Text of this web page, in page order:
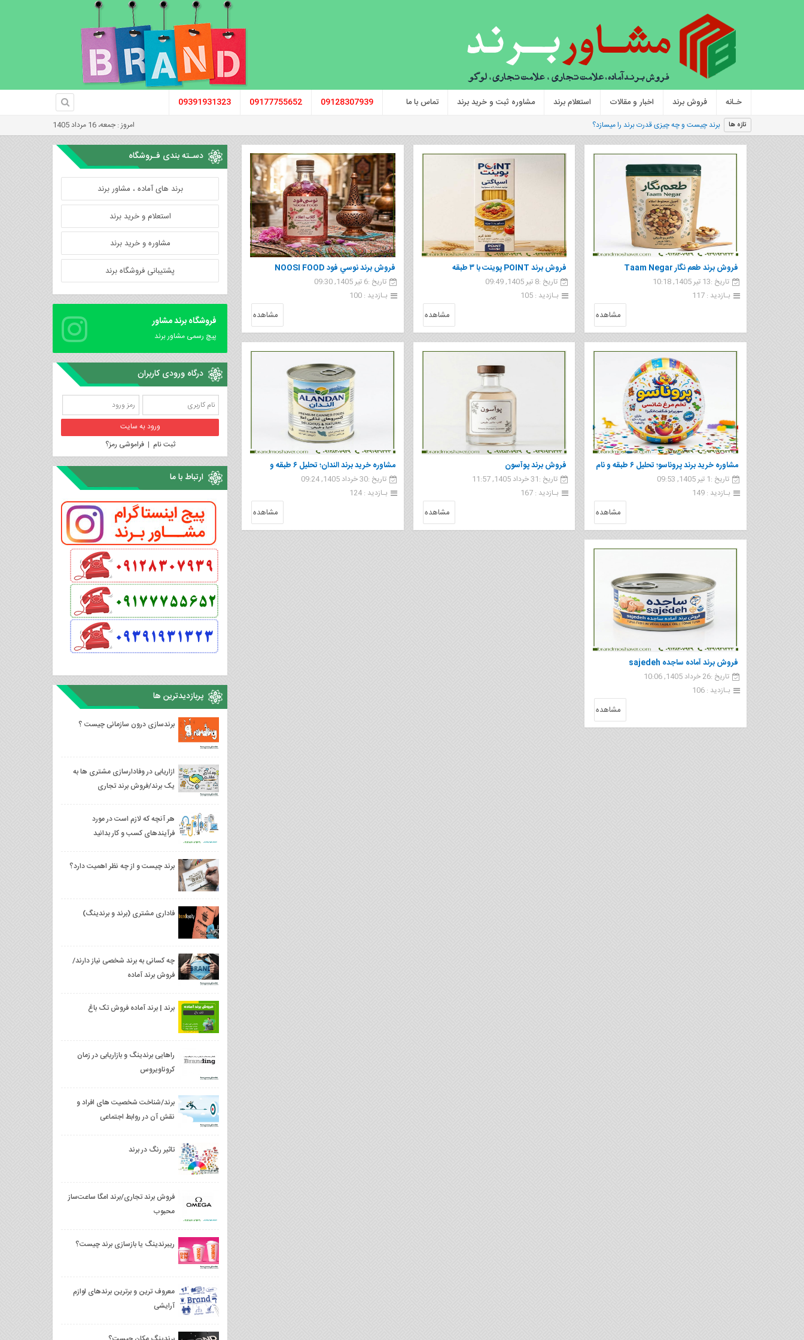
خـانه فروش برند اخبار و مقالات استعلام برند مشاوره ثبت و خرید برند تماس با ما 09128307939
09177755652
09391931323
تازه ها برند چیست و چه چیزی قدرت برند را میسازد؟ امروز : جمعه، 16 مرداد 1405
فروش برند طعم نگار Taam Negar
تاریخ :13 تیر 1405, 10:18
بـازدید : 117
مشاهده
فروش برند POINT پوينت با ۳ طبقه
استراتژیک
تاریخ :8 تیر 1405, 09:49
بـازدید : 105
مشاهده
فروش برند نوسي فود NOOSI FOOD
تاریخ :6 تیر 1405, 09:30
بـازدید : 100
مشاهده
مشاوره خرید برند پروناسو؛ تحلیل ۶ طبقه و نام
ایتالیایی | مشاور برند
تاریخ :1 تیر 1405, 09:53
بـازدید : 149
مشاهده
فروش برند پوآسون
تاریخ :31 خرداد 1405, 11:57
بـازدید : 167
مشاهده
مشاوره خرید برند الندان؛ تحلیل ۶ طبقه و
زنجیره کامل ارزش
تاریخ :30 خرداد 1405, 09:24
بـازدید : 124
مشاهده
فروش برند آماده ساجده sajedeh
تاریخ :26 خرداد 1405, 10:06
بـازدید : 106
مشاهده
دسـته بندی فـروشگاه
برند های آماده ، مشاور برند
استعلام و خرید برند
مشاوره و خرید برند
پشتیبانی فروشگاه برند
فروشگاه برند مشاور
پیچ رسمی مشاور برند
درگاه ورودی کاربران
ثبت نام |فراموشی رمز؟
ارتباط با ما
پربازدیدترین ها
برندسازی درون سازمانی چیست ؟
ازاریابی در وفادارسازی مشتری ها به
یک برند/فروش برند تجاری
هر آنچه که لازم است در مورد
فرآیندهای کسب و کار بدانید
برند چیست و از چه نظر اهمیت دارد؟
فاداری مشتری (برند و برندینگ)
چه کسانی به برند شخصی نیاز دارند/
فروش برند آماده
برند | برند آماده فروش تک باغ
راهایی برندینگ و بازاریابی در زمان
کروناویروس
برند/شناخت شخصیت های افراد و
نقش آن در روابط اجتماعی
تاثیر رنگ در برند
فروش برند تجاری/برند امگا ساعت‌ساز
محبوب
ریبرندینگ یا بازسازی برند چیست؟
معروف ترین و برترین برندهای لوازم
آرایشی